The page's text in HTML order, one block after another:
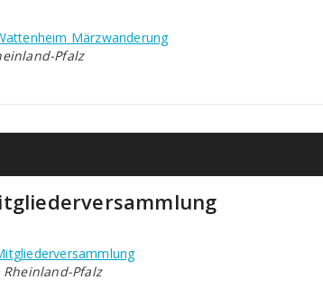
Märzwanderung
Pfalz
Pfalz